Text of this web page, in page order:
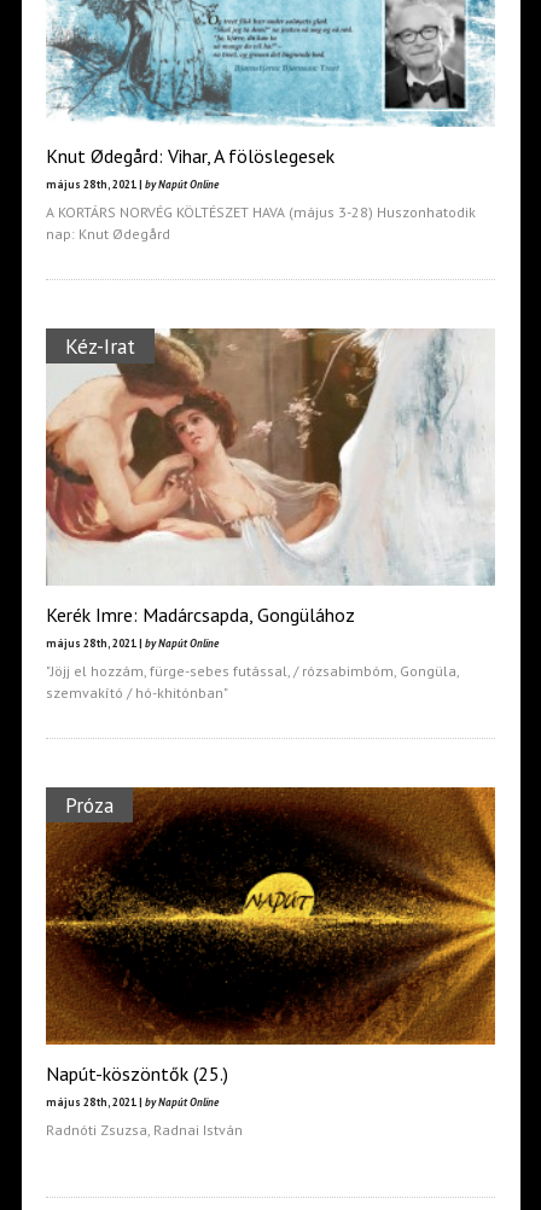
Knut Ødegård: Vihar, A fölöslegesek
május 28th, 2021 | by Napút Online
A KORTÁRS NORVÉG KÖLTÉSZET HAVA (május 3-28) Huszonhatodik
nap: Knut Ødegård
Kéz-Irat
Kerék Imre: Madárcsapda, Gongülához
május 28th, 2021 | by Napút Online
"Jöjj el hozzám, fürge-sebes futással, / rózsabimbóm, Gongüla,
szemvakító / hó-khitónban"
Próza
Napút-köszöntők (25.)
május 28th, 2021 | by Napút Online
Radnóti Zsuzsa, Radnai István